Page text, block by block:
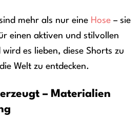
mehr als nur eine Hose – sie
einen aktiven und stilvollen
wird es lieben, diese Shorts zu
Welt zu entdecken.
– Materialien